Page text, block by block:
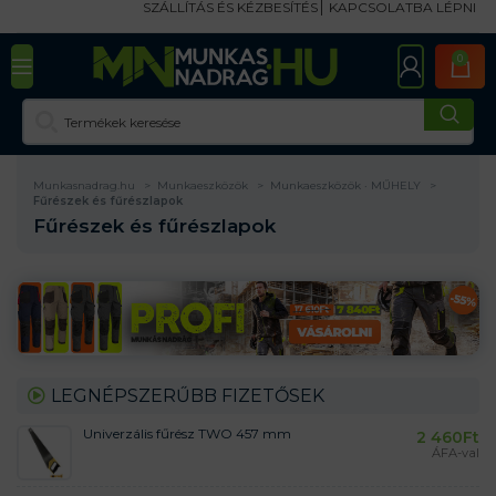
SZÁLLÍTÁS ÉS KÉZBESÍTÉS KAPCSOLATBA LÉPNI
0
Munkasnadrag.hu Munkaeszközök
Munkaeszközök · MŰHELY
Fűrészek és fűrészlapok
Fűrészek és fűrészlapok
LEGNÉPSZERŰBB FIZETŐSEK
Univerzális fűrész TWO 457 mm 2 460Ft
ÁFA-val